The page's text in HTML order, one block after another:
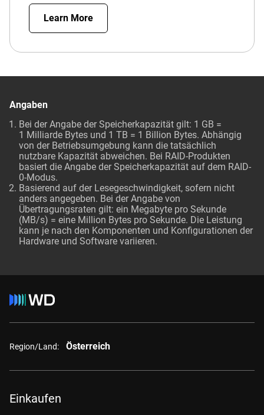
Learn More
Angaben
Bei der Angabe der Speicherkapazität gilt: 1 GB =
1 Milliarde Bytes und 1 TB = 1 Billion Bytes. Abhängig
von der Betriebsumgebung kann die tatsächlich
nutzbare Kapazität abweichen. Bei RAID-Produkten
basiert die Angabe der Speicherkapazität auf dem RAID-
0-Modus.
Basierend auf der Lesegeschwindigkeit, sofern nicht
anders angegeben. Bei der Angabe von
Übertragungsraten gilt: ein Megabyte pro Sekunde
(MB/s) = eine Million Bytes pro Sekunde. Die Leistung
kann je nach den Komponenten und Konfigurationen der
Hardware und Software variieren.
Region/Land: Österreich
Einkaufen